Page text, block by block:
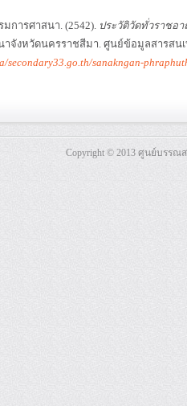
การศาสนา. (2542). ประวัติวัดทั่วราชอ
าจังหวัดนครราชสีมา. ศูนย์ข้อมูลสารสน
secondary33.go.th/sanakngan-
Copyright © 2013 ศูนย์บรร